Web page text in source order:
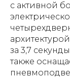
с активной
за 3,7
также